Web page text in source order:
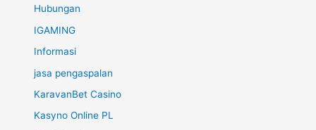
Hubungan
IGAMING
Informasi
jasa pengaspalan
KaravanBet Casino
Kasyno Online PL